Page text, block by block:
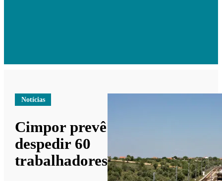
Notícias
Cimpor prevê
despedir 60
trabalhadores